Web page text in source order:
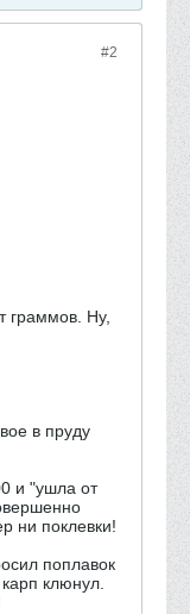
#2
граммов. Ну,
в пруду
и "ушла от
ни поклевки!
поплавок
клюнул.